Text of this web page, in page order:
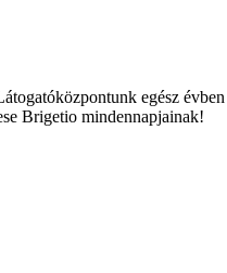
egész
Brigetio mindennapjainak!